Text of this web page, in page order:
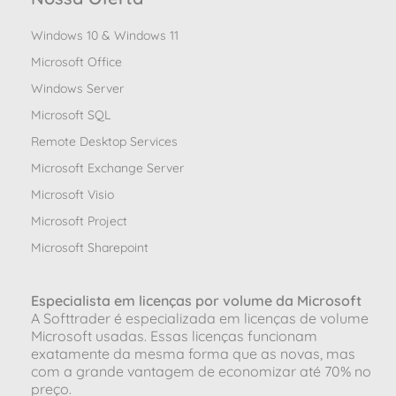
Windows 10 & Windows 11
Microsoft Office
Windows Server
Microsoft SQL
Remote Desktop Services
Microsoft Exchange Server
Microsoft Visio
Microsoft Project
Microsoft Sharepoint
Especialista em licenças por volume da Microsoft
A Softtrader é especializada em licenças de volume
Microsoft usadas. Essas licenças funcionam
exatamente da mesma forma que as novas, mas
com a grande vantagem de economizar até 70% no
preço.